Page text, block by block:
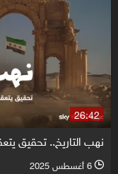
26:42
نهب التاريخ.. تحقيق
l 6 أغسطس 2025